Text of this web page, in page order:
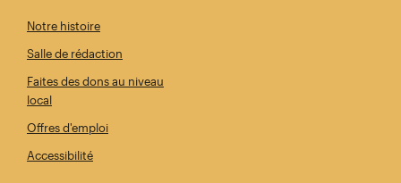
Notre histoire
Salle de rédaction
Faites des dons au niveau
local
Offres d'emploi
Accessibilité